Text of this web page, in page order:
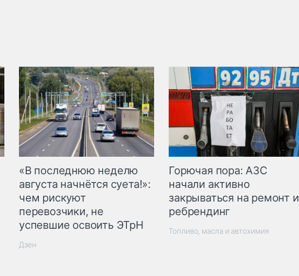
«В последнюю неделю
августа начнётся суета!»:
чем рискуют
перевозчики, не
успевшие освоить ЭТрН
Дзен
Горючая пора: АЗС
начали активно
закрываться на ремонт и
ребрендинг
Топливо, масла и автохимия